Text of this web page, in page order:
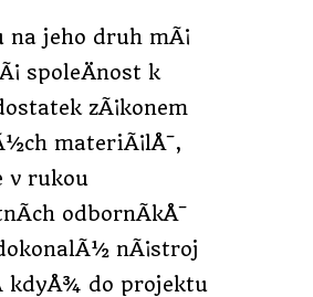
na jeho druh mÃ¡
spoleÄnost k
zÃ¡konem
materiÃ¡lÅ¯,
rukou
odbornÃ­kÅ¯
nÃ¡stroj
kdyÅ¾ do projektu